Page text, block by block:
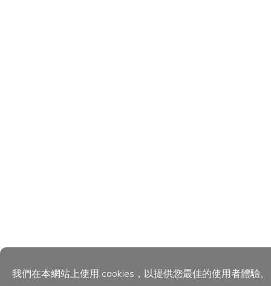
我們在本網站上使用 cookies，以提供您最佳的使用者體驗